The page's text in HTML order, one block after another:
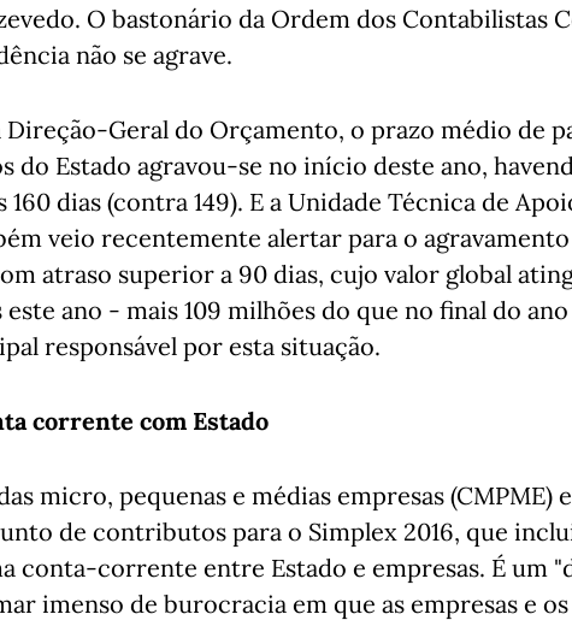
O bastonário da Ordem dos Contabilistas
não se agrave.
Direção-Geral do Orçamento, o prazo médio de
do Estado agravou-se no início deste ano,
160 dias (contra 149). E a Unidade Técnica de
veio recentemente alertar para o
atraso superior a 90 dias, cujo valor global
ano - mais 109 milhões do que no final do ano
responsável por esta situação.
corrente com Estado
micro, pequenas e médias empresas (CMPME)
de contributos para o Simplex 2016, que
conta-corrente entre Estado e empresas. É um
imenso de burocracia em que as empresas e